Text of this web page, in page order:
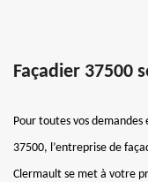
Façadier 37500
Pour toutes vos
37500, l’entreprise de
Clermault se met à votre